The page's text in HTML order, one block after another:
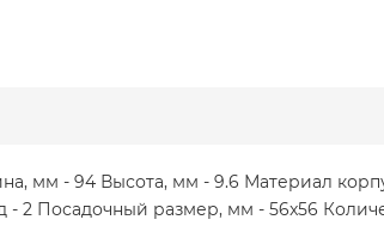
мм - 94 Высота, мм - 9.6 Материал
2 Посадочный размер, мм - 56x56